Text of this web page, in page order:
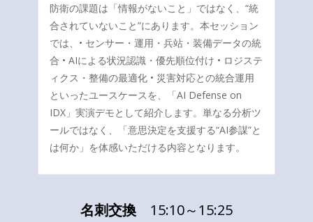
防衛の課題は「情報がないこと」ではなく、“統
合されていないこと”にあります。本セッション
では、• センサー・運用・兵站・装備データの統
合 • AIによる状況認識・優先順位付け • ロジステ
ィクス・整備の最適化 • 災害対応との統合運用
といったユースケースを、「AI Defense on
IDX」実演デモとして紹介します。単なる分析ツ
ールではなく、「意思決定を支援する“AI参謀”と
は何か」を体感いただける内容となります。
名刺交換 15:10～15:25